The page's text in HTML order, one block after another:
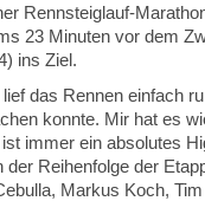
Rennsteiglauf-
23 Minuten vor dem
ins Ziel.
lief das Rennen einfach
konnte. Mir hat es
immer ein absolutes
der Reihenfolge der
Markus Koch,